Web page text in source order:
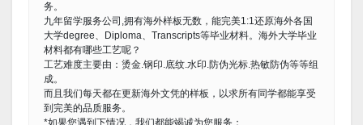
务。
九年留学服务公司,拥有海外样板无数，能完美1:1还原海外各国
大学degree、Diploma、Transcripts等毕业材料。海外大学毕业
材料都有哪些工艺呢？
工艺难度主要由：烫金.钢印.底纹.水印.防伪光标.热敏防伪等等组
成。
而且我们每天都在更新海外文凭的样板，以求所有同学都能享受
到完美的品质服务。
*如果您遇到下情况，我们都能竭诚为您服务：